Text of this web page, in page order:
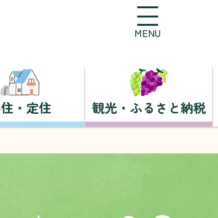
MENU
・定住 観光・ふるさと納税